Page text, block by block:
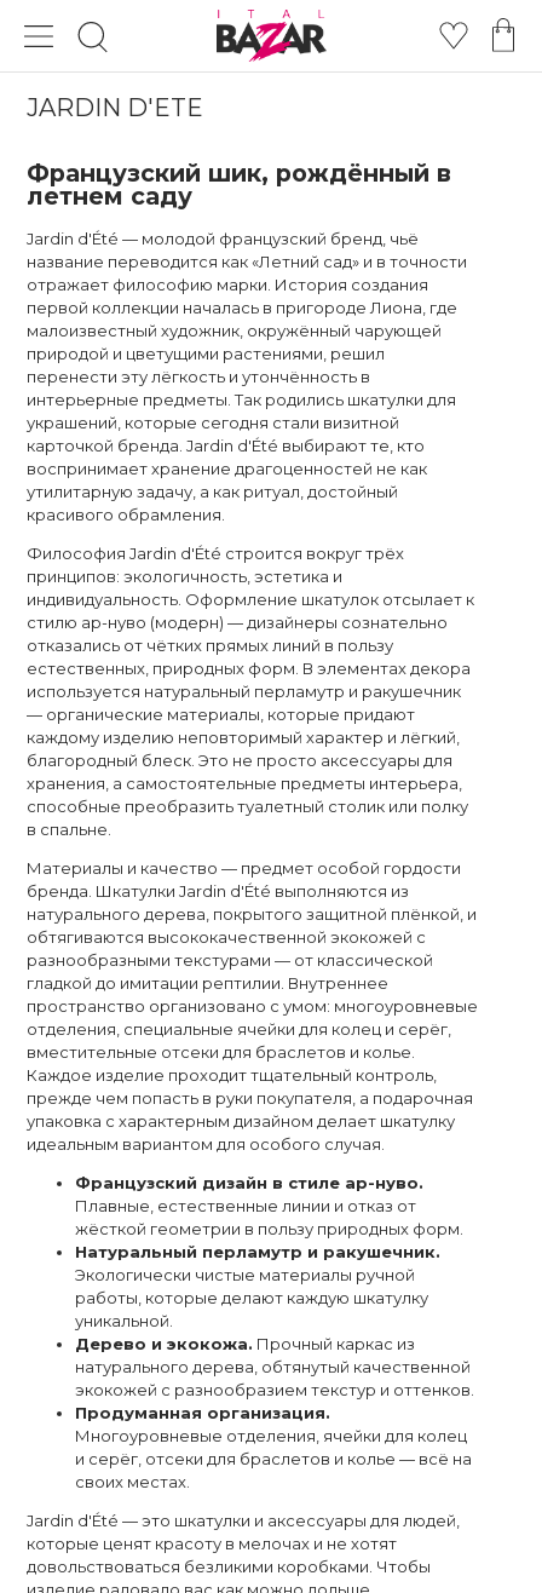
JARDIN D'ETE
Французский шик, рождённый в
летнем саду
Jardin d'Été — молодой французский бренд, чьё
название переводится как «Летний сад» и в точности
отражает философию марки. История создания
первой коллекции началась в пригороде Лиона, где
малоизвестный художник, окружённый чарующей
природой и цветущими растениями, решил
перенести эту лёгкость и утончённость в
интерьерные предметы. Так родились шкатулки для
украшений, которые сегодня стали визитной
карточкой бренда. Jardin d'Été выбирают те, кто
воспринимает хранение драгоценностей не как
утилитарную задачу, а как ритуал, достойный
красивого обрамления.
Философия Jardin d'Été строится вокруг трёх
принципов: экологичность, эстетика и
индивидуальность. Оформление шкатулок отсылает к
стилю ар-нуво (модерн) — дизайнеры сознательно
отказались от чётких прямых линий в пользу
естественных, природных форм. В элементах декора
используется натуральный перламутр и ракушечник
— органические материалы, которые придают
каждому изделию неповторимый характер и лёгкий,
благородный блеск. Это не просто аксессуары для
хранения, а самостоятельные предметы интерьера,
способные преобразить туалетный столик или полку
в спальне.
Материалы и качество — предмет особой гордости
бренда. Шкатулки Jardin d'Été выполняются из
натурального дерева, покрытого защитной плёнкой, и
обтягиваются высококачественной экокожей с
разнообразными текстурами — от классической
гладкой до имитации рептилии. Внутреннее
пространство организовано с умом: многоуровневые
отделения, специальные ячейки для колец и серёг,
вместительные отсеки для браслетов и колье.
Каждое изделие проходит тщательный контроль,
прежде чем попасть в руки покупателя, а подарочная
упаковка с характерным дизайном делает шкатулку
идеальным вариантом для особого случая.
Французский дизайн в стиле ар-нуво.
Плавные, естественные линии и отказ от
жёсткой геометрии в пользу природных форм.
Натуральный перламутр и ракушечник.
Экологически чистые материалы ручной
работы, которые делают каждую шкатулку
уникальной.
Дерево и экокожа. Прочный каркас из
натурального дерева, обтянутый качественной
экокожей с разнообразием текстур и оттенков.
Продуманная организация.
Многоуровневые отделения, ячейки для колец
и серёг, отсеки для браслетов и колье — всё на
своих местах.
Jardin d'Été — это шкатулки и аксессуары для людей,
которые ценят красоту в мелочах и не хотят
довольствоваться безликими коробками. Чтобы